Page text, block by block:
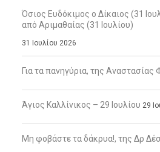
Όσιος Ευδόκιμος ο Δίκαιος (31
από Αριμαθαίας (31 Ιουλίου)
31 Ιουλίου 2026
Για τα πανηγύρια, της
Άγιος Καλλίνικος – 29 Ιουλίου 29
Μη φοβάστε τα δάκρυα!, της Δρ